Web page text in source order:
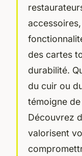
des cartes
durabilité.
du cuir ou
témoigne
Découvrez
valorisent